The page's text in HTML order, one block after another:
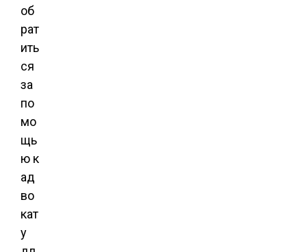
об
рат
ить
ся
за
по
мо
щь
ю к
ад
во
кат
у